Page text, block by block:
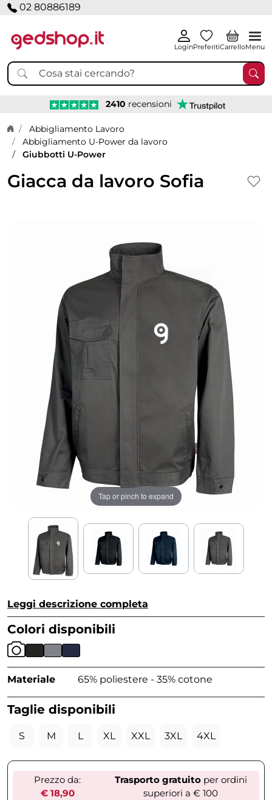
02 80886189
LoginPreferitiCarrelloMenu
2410 recensioni
Home page
Abbigliamento Lavoro
Abbigliamento U-Power da lavoro
Giubbotti U-Power
Giacca da lavoro Sofia
Tap or pinch to expand
Leggi descrizione completa
Colori disponibili
Materiale 65% poliestere - 35% cotone
Taglie disponibili
S M L XL XXL 3XL 4XL
Prezzo da:
€ 18,90
Trasporto gratuitoper ordini
superiori a € 100